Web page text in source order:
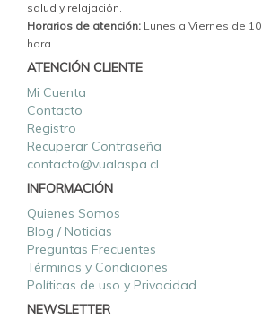
salud y relajación.
Horarios de atención: Lunes a Viernes de
hora.
ATENCIÓN CLIENTE
Mi Cuenta
Contacto
Registro
Recuperar Contraseña
contacto@vualaspa.cl
INFORMACIÓN
Quienes Somos
Blog / Noticias
Preguntas Frecuentes
Términos y Condiciones
Políticas de uso y Privacidad
NEWSLETTER